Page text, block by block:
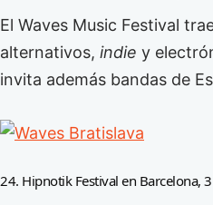
El Waves Music Festival
alternativos, indie y
invita además bandas de
24. Hipnotik Festival en Barcelona,